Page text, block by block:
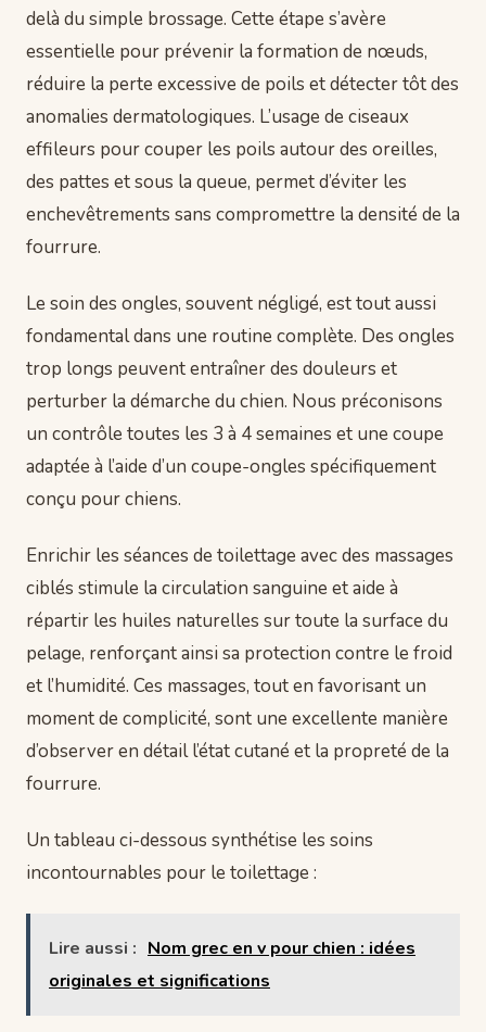
delà du simple brossage. Cette étape s’avère
essentielle pour prévenir la formation de nœuds,
réduire la perte excessive de poils et détecter tôt des
anomalies dermatologiques. L’usage de ciseaux
effileurs pour couper les poils autour des oreilles,
des pattes et sous la queue, permet d’éviter les
enchevêtrements sans compromettre la densité de la
fourrure.
Le soin des ongles, souvent négligé, est tout aussi
fondamental dans une routine complète. Des ongles
trop longs peuvent entraîner des douleurs et
perturber la démarche du chien. Nous préconisons
un contrôle toutes les 3 à 4 semaines et une coupe
adaptée à l’aide d’un coupe-ongles spécifiquement
conçu pour chiens.
Enrichir les séances de toilettage avec des massages
ciblés stimule la circulation sanguine et aide à
répartir les huiles naturelles sur toute la surface du
pelage, renforçant ainsi sa protection contre le froid
et l’humidité. Ces massages, tout en favorisant un
moment de complicité, sont une excellente manière
d’observer en détail l’état cutané et la propreté de la
fourrure.
Un tableau ci-dessous synthétise les soins
incontournables pour le toilettage :
Lire aussi : Nom grec en v pour chien : idées
originales et significations